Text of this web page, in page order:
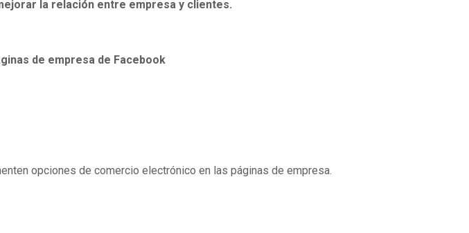
la relación entre empresa y clientes.
de empresa de Facebook
opciones de comercio electrónico en las páginas de empresa.